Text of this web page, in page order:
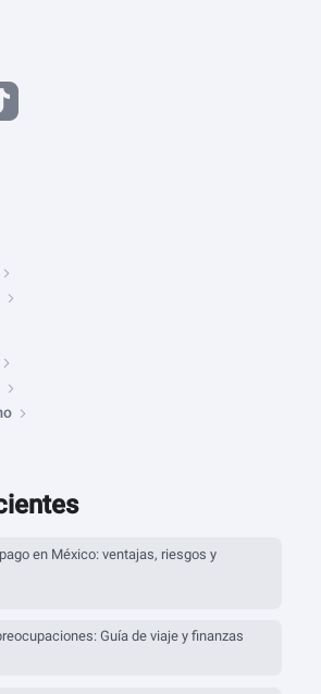
en México: ventajas, riesgos y
Guía de viaje y finanzas